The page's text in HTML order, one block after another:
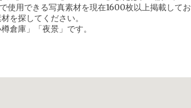
使用できる写真素材を現在1600枚以上掲載してお
を探してください。
倉庫」「夜景」です。